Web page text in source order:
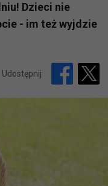
Dzieci nie
- im też wyjdzie
Udostępnij